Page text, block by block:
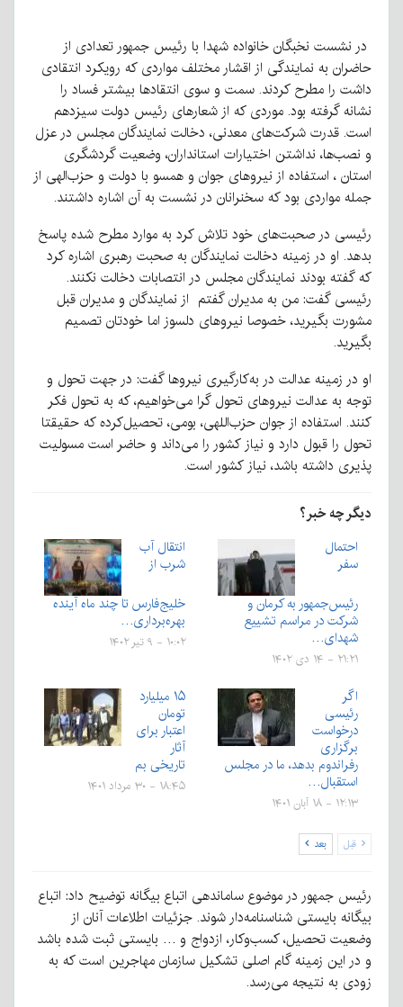
در نشست نخبگان خانواده شهدا با رئیس جمهور تعدادی از
حاضران به نمایندگی از اقشار مختلف مواردی که رویکرد انتقادی
داشت را مطرح کردند. سمت و سوی انتقادها بیشتر فساد را
نشانه گرفته بود. موردی که از شعارهای رئیس دولت سیزدهم
است. قدرت شرکت‌های معدنی، دخالت نمایندگان مجلس در عزل
و نصب‌ها، نداشتن اختیارات استانداران، وضعیت گردشگری
استان ، استفاده از نیروهای جوان و همسو با دولت و حزب‌الهی از
جمله مواردی بود که سخنرانان در نشست به آن اشاره داشتند.
رئیسی در صحبت‌های خود تلاش کرد به موارد مطرح شده پاسخ
بدهد. او در زمینه دخالت نمایندگان به صحبت رهبری اشاره کرد
که گفته بودند نمایندگان مجلس در انتصابات دخالت نکنند.
رئیسی گفت: من به مدیران گفتم از نمایندگان و مدیران قبل
مشورت بگیرید، خصوصا نیروهای دلسوز اما خودتان تصمیم
بگیرید.
او در زمینه عدالت در به‌کارگیری نیروها گفت: در جهت تحول و
توجه به عدالت نیروهای تحول گرا می‌خواهیم، که به تحول فکر
کنند. استفاده از جوان حزب‌اللهی، بومی، تحصیل‌کرده که حقیقتا
تحول را قبول دارد و نیاز کشور را می‌داند و حاضر است مسولیت
پذیری داشته باشد، نیاز کشور است.
دیگر چه خبر؟
احتمال
سفر
رئیس‌جمهور به کرمان و
شرکت در مراسم تشییع
شهدای…
۲۱:۲۱ - ۱۴ دی ۱۴۰۲
انتقال آب
شرب از
خلیج‌فارس تا چند ماه آینده
بهره‌برداری…
۱۰:۰۲ - ۹ تیر ۱۴۰۲
اگر
رئیسی
درخواست
برگزاری
رفراندوم بدهد، ما در مجلس
استقبال…
۱۲:۱۳ - ۱۸ آبان ۱۴۰۱
۱۵ میلیارد
تومان
اعتبار برای
آثار
تاریخی بم
۱۸:۴۵ - ۳۰ مرداد ۱۴۰۱
قبل بعد
رئیس جمهور در موضوع ساماندهی اتباع بیگانه توضیح داد: اتباع
بیگانه بایستی شناسنامه‌دار شوند. جزئیات اطلاعات آنان از
وضعیت تحصیل، کسب‌وکار، ازدواج و … بایستی ثبت شده باشد
و در این زمینه گام اصلی تشکیل سازمان مهاجرین است که به
زودی به نتیجه می‌رسد.